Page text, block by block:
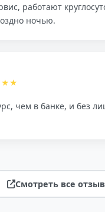
работают
ночью.
чем в банке, и без
Смотреть все